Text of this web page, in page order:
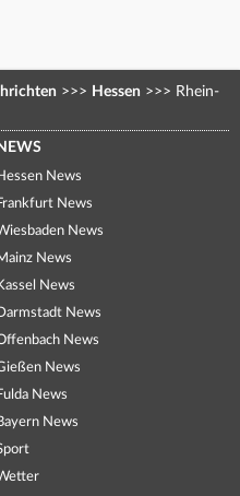
>>> Hessen >>> Rhein-
News
News
News
News
News
News
News
News
News
News